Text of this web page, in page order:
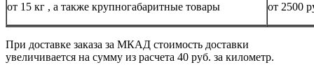
от 15 кг , а также крупногабаритные товары от 2500
При доставке заказа за МКАД стоимость доставки
увеличивается на сумму из расчета 40 руб. за километр.